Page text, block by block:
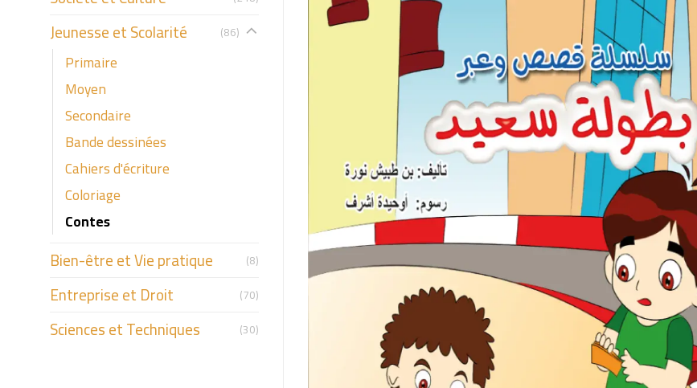
Jeunesse et Scolarité (86)
Primaire
Moyen
Secondaire
Bande dessinées
Cahiers d'écriture
Coloriage
Contes
Bien-être et Vie pratique (8)
Entreprise et Droit (70)
Sciences et Techniques (30)